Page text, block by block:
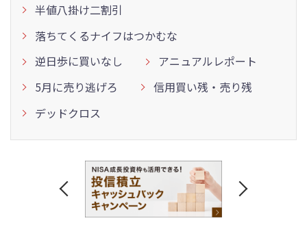
半値八掛け二割引
落ちてくるナイフはつかむな
逆日歩に買いなし
アニュアルレポート
5月に売り逃げろ
信用買い残・売り残
デッドクロス